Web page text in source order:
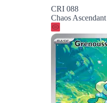
CRI 088
Chaos Ascendant